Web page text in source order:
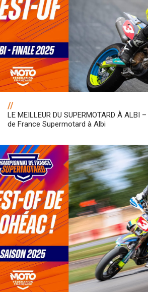
//
LE MEILLEUR DU SUPERMOTARD À ALBI
de France Supermotard à Albi